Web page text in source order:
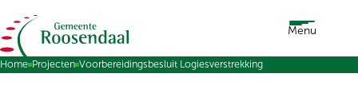
Ga naar de inhoud Menu
Home Projecten Voorbereidingsbesluit Logiesverstrekking